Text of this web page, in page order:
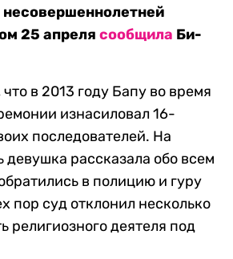
несовершеннолетней
25 апреля сообщила Би-
в 2013 году Бапу во время
изнасиловал 16-
последователей. На
рассказала обо всем
в полицию и гуру
пор суд отклонил несколько
религиозного деятеля под